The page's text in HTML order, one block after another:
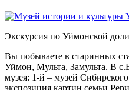
Экскурсия по Уймонской
Вы побываете в старинных
Уймон, Мульта, Замульта. В
музея: 1-й – музей
экспозиция картин семьи